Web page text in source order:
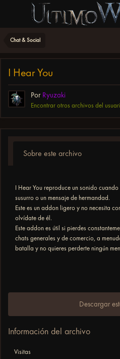
Chat & Social
I Hear You
Por Ryuzaki
Encontrar otros archivos del
Sobre este archivo
I Hear You reproduce un sonido
susurro o un mensaje de hermandad.
Este es un addon ligero y no necesita
olvídate de él.
Este addon es útil si pierdes
chats generales y de comercio, a
batalla y no quieres perderte ningún
Descargar
Información del archivo
Visitas